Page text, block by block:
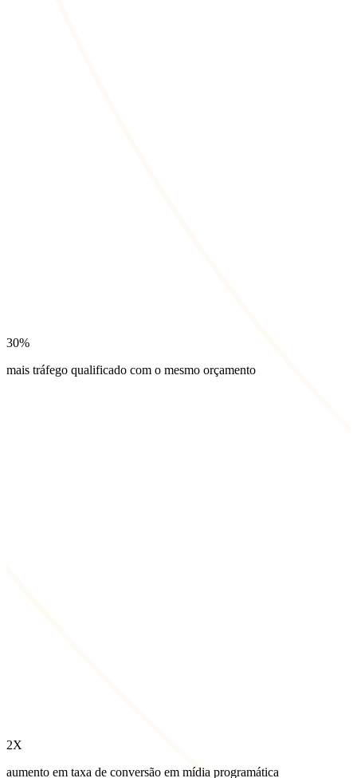
30%
mais tráfego qualificado com o mesmo orçamento
2X
aumento em taxa de conversão em mídia programática